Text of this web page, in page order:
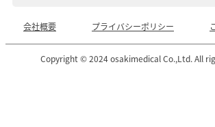
会社概要 プライバシーポリシー
Copyright © 2024 osakimedical Co.,Ltd. All